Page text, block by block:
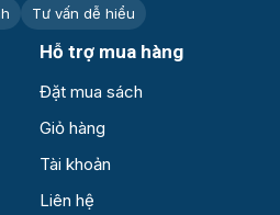
Tư vấn dễ hiểu
Hỗ trợ mua hàng
Đặt mua sách
Giỏ hàng
Tài khoản
Liên hệ